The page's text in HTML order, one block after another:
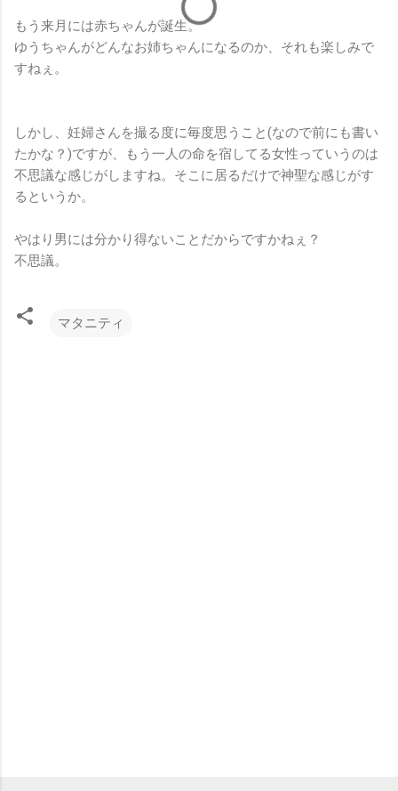
もう来月には赤ちゃんが誕生。
ゆうちゃんがどんなお姉ちゃんになるのか、それも楽しみで
すねぇ。
しかし、妊婦さんを撮る度に毎度思うこと(なので前にも書い
たかな？)ですが、もう一人の命を宿してる女性っていうのは
不思議な感じがしますね。そこに居るだけで神聖な感じがす
るというか。
やはり男には分かり得ないことだからですかねぇ？
不思議。
マタニティ